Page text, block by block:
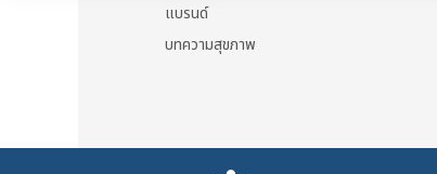
แบรนด์
บทความสุขภาพ